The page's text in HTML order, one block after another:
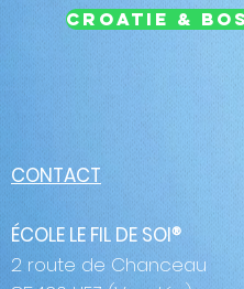
Croatie &
CONTACT
ÉCOLE LE FIL DE SOI®
2 route de Chanceau